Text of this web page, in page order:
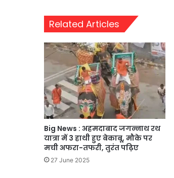
Related Articles
Big News : अहमदाबाद जगन्नाथ रथ
यात्रा में 3 हाथी हुए बेकाबू, मौके पर
मची अफरा-तफरी, तुरंत पढ़िए
27 June 2025